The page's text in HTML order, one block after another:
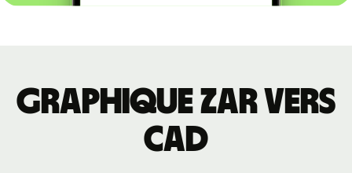
Graphique ZAR vers
CAD